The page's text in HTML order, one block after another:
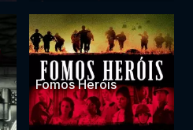
Fomos Heróis